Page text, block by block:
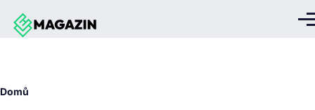
Přejít k hlavnímu obsahu
Domů